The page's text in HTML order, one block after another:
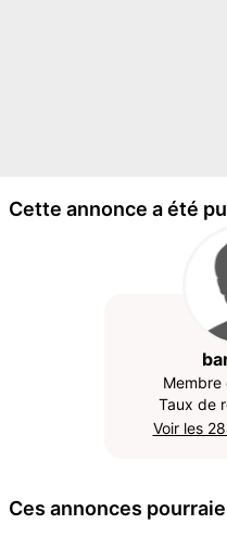
Cette annonce a été
Membre
Taux de
Voir les
Ces annonces